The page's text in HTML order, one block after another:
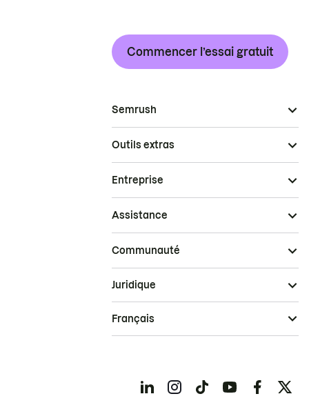
Commencer l’essai gratuit
Semrush
Outils extras
Entreprise
Assistance
Communauté
Juridique
Français